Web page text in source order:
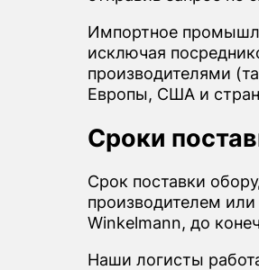
Импортное
исключая
производителями
Европы, США и
Сроки
Срок поставки
производителем
Winkelmann, до
Наши логисты